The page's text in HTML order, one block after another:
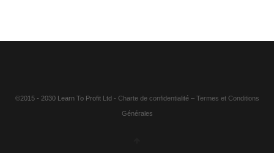
©2015 - 2030 Learn To Profit Ltd - Charte de confidentialité– Termes et Conditions
Générales